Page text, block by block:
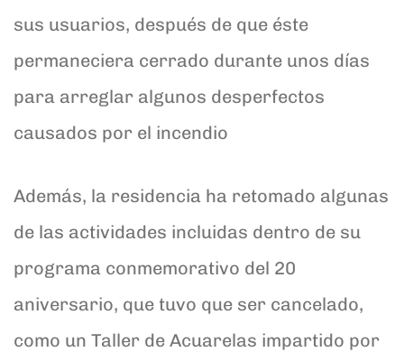
sus usuarios, después de que éste
permaneciera cerrado durante unos días
para arreglar algunos desperfectos
causados por el incendio
Además, la residencia ha retomado algunas
de las actividades incluidas dentro de su
programa conmemorativo del 20
aniversario, que tuvo que ser cancelado,
como un Taller de Acuarelas impartido por